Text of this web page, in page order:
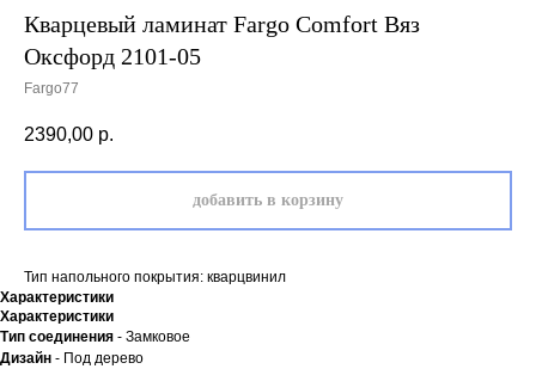
Кварцевый ламинат Fargo Comfort Вяз
Оксфорд 2101-05
Fargo77
2390,00 р.
добавить в корзину
Тип напольного покрытия: кварцвинил
Характеристики
Характеристики
Тип соединения - Замковое
Дизайн - Под дерево